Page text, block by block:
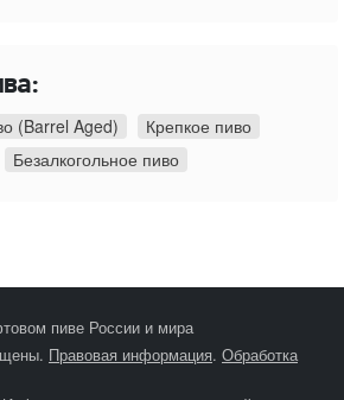
(Barrel Aged)
Крепкое пиво
Безалкогольное пиво
пиве России и мира
Правовая информация. Обработка